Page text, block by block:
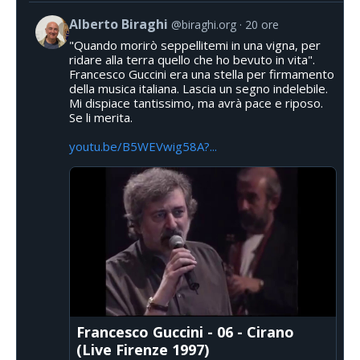
Alberto Biraghi @biraghi.org 20 ore
"Quando morirò seppellitemi in una vigna, per
ridare alla terra quello che ho bevuto in vita".
Francesco Guccini era una stella per firmamento
della musica italiana. Lascia un segno indelebile.
Mi dispiace tantissimo, ma avrà pace e riposo.
Se li merita.
youtu.be/B5WEVwig58A?...
Francesco Guccini - 06 - Cirano
(Live Firenze 1997)